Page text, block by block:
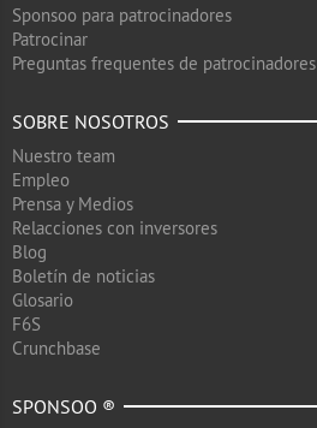
Sponsoo para patrocinadores
Patrocinar
Preguntas frequentes de patrocinadores
SOBRE NOSOTROS
Nuestro team
Empleo
Prensa y Medios
Relacciones con inversores
Blog
Boletín de noticias
Glosario
F6S
Crunchbase
SPONSOO ®